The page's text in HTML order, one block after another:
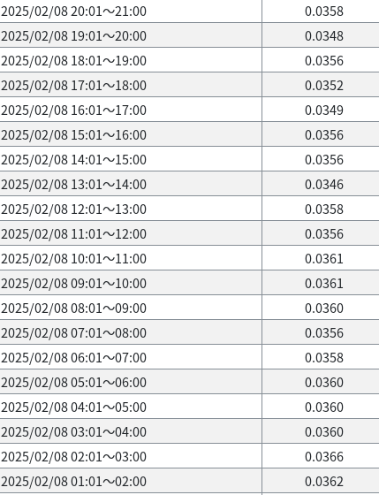
2025/02/08 20:01～21:00
0.0358
2025/02/08 19:01～20:00
0.0348
2025/02/08 18:01～19:00
0.0356
2025/02/08 17:01～18:00
0.0352
2025/02/08 16:01～17:00
0.0349
2025/02/08 15:01～16:00
0.0356
2025/02/08 14:01～15:00
0.0356
2025/02/08 13:01～14:00
0.0346
2025/02/08 12:01～13:00
0.0358
2025/02/08 11:01～12:00
0.0356
2025/02/08 10:01～11:00
0.0361
2025/02/08 09:01～10:00
0.0361
2025/02/08 08:01～09:00
0.0360
2025/02/08 07:01～08:00
0.0356
2025/02/08 06:01～07:00
0.0358
2025/02/08 05:01～06:00
0.0360
2025/02/08 04:01～05:00
0.0360
2025/02/08 03:01～04:00
0.0360
2025/02/08 02:01～03:00
0.0366
2025/02/08 01:01～02:00
0.0362